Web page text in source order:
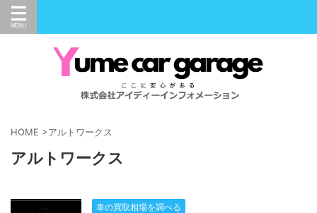
HOME >アルトワークス
アルトワークス
車の買取相場を調べる